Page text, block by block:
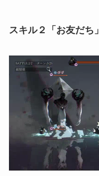
スキル２「お友だち」